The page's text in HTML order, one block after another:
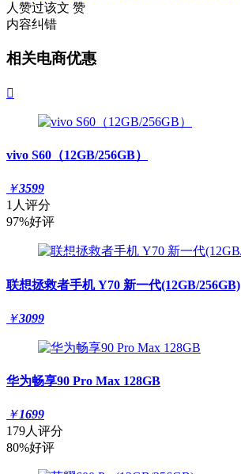
人赞过该文 赞
内容纠错
相关电商优惠

vivo S60（12GB/256GB）
￥3599
1人评分
97%好评
联想拯救者手机 Y70 新一代(12GB/256GB)
￥3099
华为畅享90 Pro Max 128GB
￥1699
179人评分
80%好评